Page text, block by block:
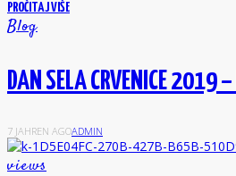
PROČITAJ VIŠE
Blog
DAN SELA CRVENICE 2019
7 JAHREN AGOADMIN
views